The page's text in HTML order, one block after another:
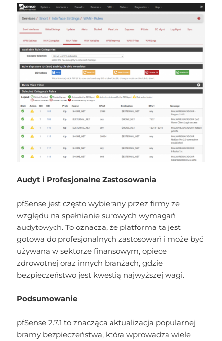
Audyt i Profesjonalne Zastosowania
pfSense jest często wybierany przez firmy ze
względu na spełnianie surowych wymagań
audytowych. To oznacza, że platforma ta jest
gotowa do profesjonalnych zastosowań i może być
używana w sektorze finansowym, opiece
zdrowotnej oraz innych branżach, gdzie
bezpieczeństwo jest kwestią najwyższej wagi.
Podsumowanie
pfSense 2.7.1 to znacząca aktualizacja popularnej
bramy bezpieczeństwa, która wprowadza wiele